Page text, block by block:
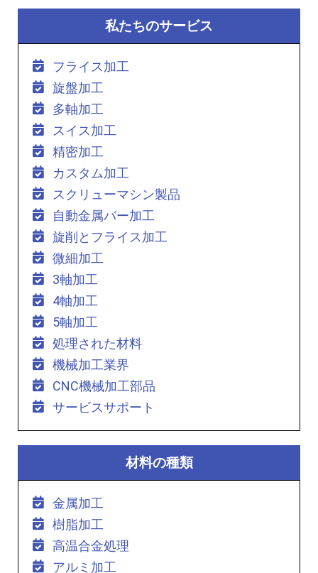
私たちのサービス
フライス加工
旋盤加工
多軸加工
スイス加工
精密加工
カスタム加工
スクリューマシン製品
自動金属バー加工
旋削とフライス加工
微細加工
3軸加工
4軸加工
5軸加工
処理された材料
機械加工業界
CNC機械加工部品
サービスサポート
材料の種類
金属加工
樹脂加工
高温合金処理
アルミ加工